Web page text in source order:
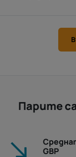
Парите
GBP